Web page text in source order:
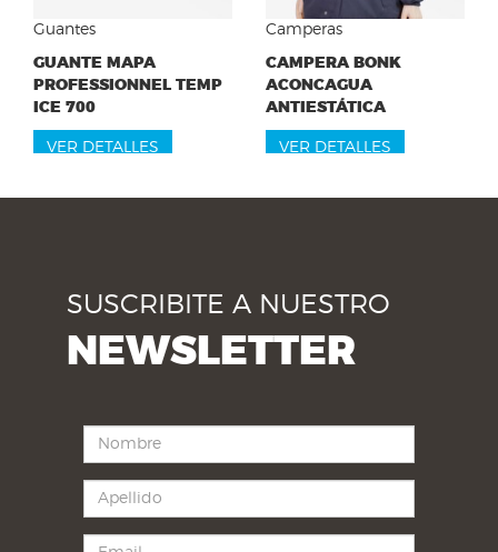
Guantes
GUANTE MAPA
PROFESSIONNEL TEMP
ICE 700
VER DETALLES
Camperas
CAMPERA BONK
ACONCAGUA
ANTIESTÁTICA
VER DETALLES
SUSCRIBITE A NUESTRO
NEWSLETTER